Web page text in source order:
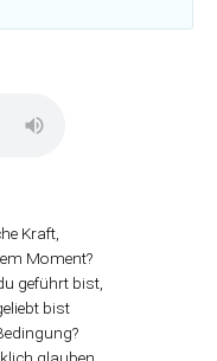
Kraft,
Moment?
geführt bist,
bist